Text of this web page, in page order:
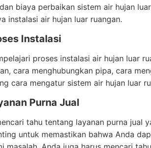
biaya perbaikan sistem air hujan
instalasi air hujan luar ruangan.
Instalasi
proses instalasi air hujan luar
cara menghubungkan pipa, cara
cara mengatur sistem air hujan luar
Purna Jual
tahu tentang layanan purna jual
untuk memastikan bahwa Anda